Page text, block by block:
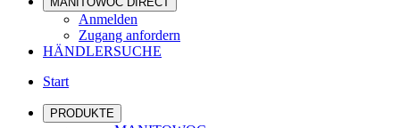
Anmelden
Zugang anfordern
HÄNDLERSUCHE
Start
PRODUKTE